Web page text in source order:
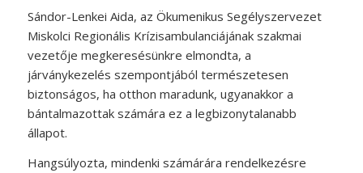
Sándor-Lenkei Aida, az Ökumenikus Segélyszervezet
Miskolci Regionális Krízisambulanciájának szakmai
vezetője megkeresésünkre elmondta, a
járványkezelés szempontjából természetesen
biztonságos, ha otthon maradunk, ugyanakkor a
bántalmazottak számára ez a legbizonytalanabb
állapot.
Hangsúlyozta, mindenki számárára rendelkezésre